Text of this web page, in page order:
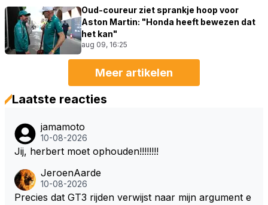
Oud-coureur ziet sprankje hoop voor
Aston Martin: "Honda heeft bewezen dat
het kan"
aug 09, 16:25
Meer artikelen
Laatste reacties
jamamoto
10-08-2026
Jij, herbert moet ophouden!!!!!!!!
JeroenAarde
10-08-2026
Precies dat GT3 rijden verwijst naar mijn argument e